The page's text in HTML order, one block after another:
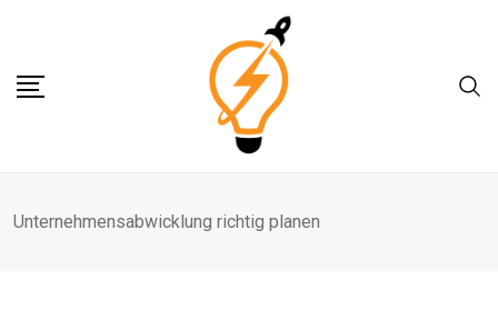
content
Unternehmensabwicklung richtig planen